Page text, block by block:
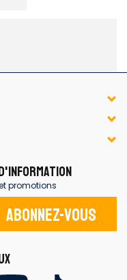
promotions
Abonnez-vous